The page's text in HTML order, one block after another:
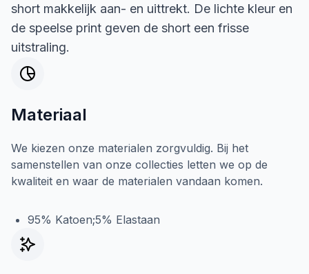
short makkelijk aan- en uittrekt. De lichte kleur en
de speelse print geven de short een frisse
uitstraling.
Materiaal
We kiezen onze materialen zorgvuldig. Bij het
samenstellen van onze collecties letten we op de
kwaliteit en waar de materialen vandaan komen.
95% Katoen;5% Elastaan